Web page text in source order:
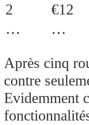
2
€12
…
…
Après cinq
contre
Evidemment